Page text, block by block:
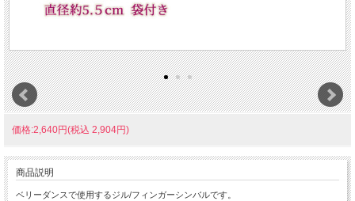
価格:2,640円(税込 2,904円)
商品説明
ベリーダンスで使用するジル/フィンガーシンバルです。